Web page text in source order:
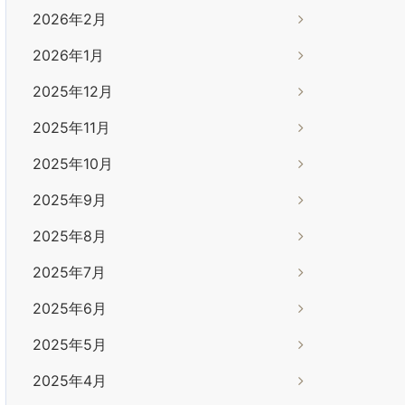
2026年2月
2026年1月
2025年12月
2025年11月
2025年10月
2025年9月
2025年8月
2025年7月
2025年6月
2025年5月
2025年4月